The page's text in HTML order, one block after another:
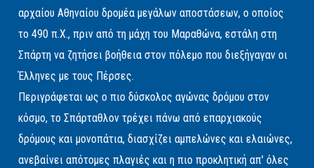
αρχαίου Αθηναίου δρομέα μεγάλων αποστάσεων, ο οποίος
το 490 π.Χ., πριν από τη μάχη του Μαραθώνα, εστάλη στη
Σπάρτη να ζητήσει βοήθεια στον πόλεμο που διεξήγαγαν οι
Έλληνες με τους Πέρσες.
Περιγράφεται ως ο πιο δύσκολος αγώνας δρόμου στον
κόσμο, το Σπάρταθλον τρέχει πάνω από επαρχιακούς
δρόμους και μονοπάτια, διασχίζει αμπελώνες και ελαιώνες,
ανεβαίνει απότομες πλαγιές και η πιο προκλητική απ' όλες